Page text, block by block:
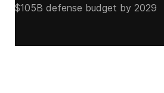
$105B defense budget by 2029